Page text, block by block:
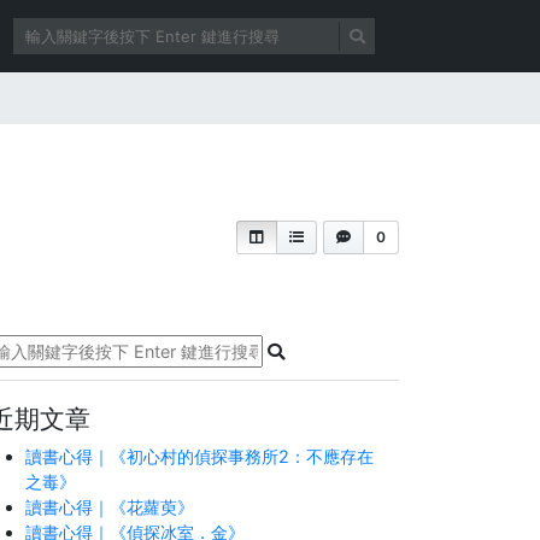
0
期文章
讀書心得｜《初心村的偵探事務所2：不應存在
之毒》
讀書心得｜《花蘿萸》
讀書心得｜《偵探冰室．金》